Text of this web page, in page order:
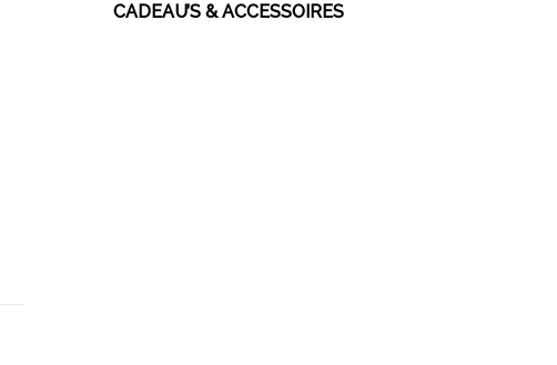
CADEAU’S & ACCESSOIRES